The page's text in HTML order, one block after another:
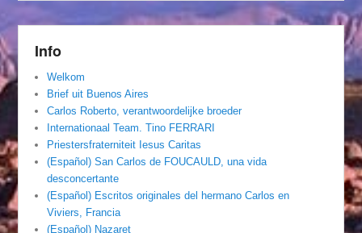
Info
Welkom
Brief uit Buenos Aires
Carlos Roberto, verantwoordelijke broeder
Internationaal Team. Tino FERRARI
Priestersfraterniteit Iesus Caritas
(Español) San Carlos de FOUCAULD, una vida
desconcertante
(Español) Escritos originales del hermano Carlos en
Viviers, Francia
(Español) Nazaret